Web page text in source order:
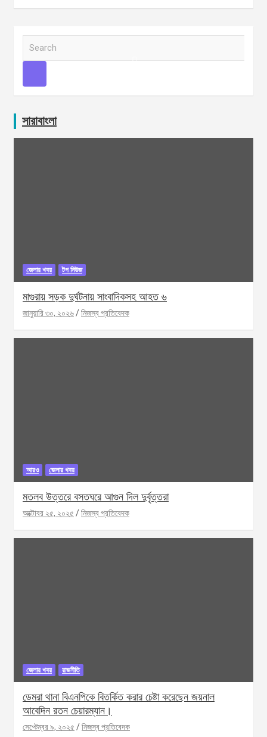
a
সারাবাংলা
জেলার খবর টপ নিউজ
মাগুরায় সড়ক দুর্ঘটনায় সাংবাদিকসহ আহত ৬
জানুয়ারি ৩০, ২০২৬ নিজস্ব প্রতিবেদক
আরও জেলার খবর
মতলব উত্তরে বসতঘরে আগুন দিল দুর্বৃত্তরা
অক্টোবর ২৫, ২০২৫ নিজস্ব প্রতিবেদক
জেলার খবর রাজনীতি
ডেমরা থানা বিএনপিকে বিতর্কিত করার চেষ্টা করেছেন জয়নাল
আবেদিন রতন চেয়ারম্যান।
সেপ্টেম্বর ৯, ২০২৫ নিজস্ব প্রতিবেদক